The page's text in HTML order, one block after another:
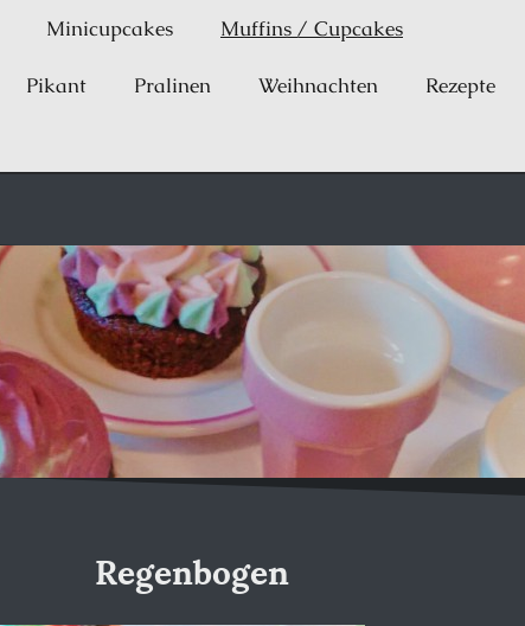
Minicupcakes Muffins / Cupcakes
Pikant Pralinen Weihnachten Rezepte
Regenbogen